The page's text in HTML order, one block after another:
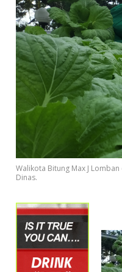
Walikota Bitung Max J
Dinas.